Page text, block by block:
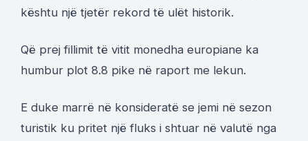
kështu një tjetër rekord të ulët historik.
Që prej fillimit të vitit monedha europiane ka
humbur plot 8.8 pike në raport me lekun.
E duke marrë në konsideratë se jemi në sezon
turistik ku pritet një fluks i shtuar në valutë nga